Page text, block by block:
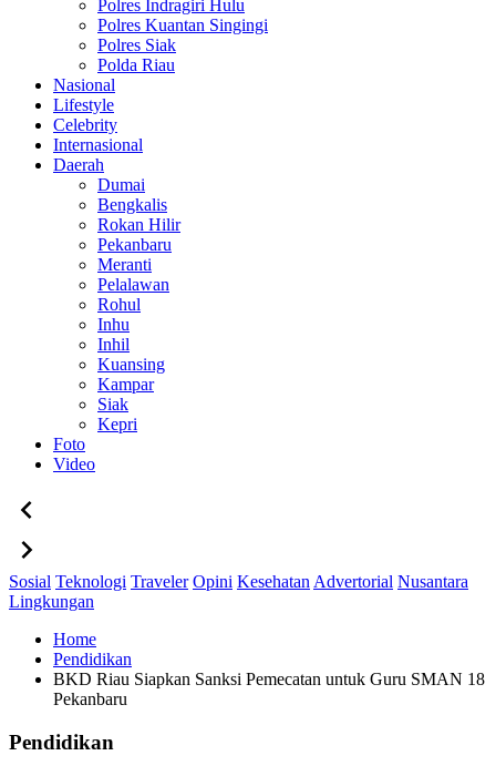
Polres Indragiri Hulu
Polres Kuantan Singingi
Polres Siak
Polda Riau
Nasional
Lifestyle
Celebrity
Internasional
Daerah
Dumai
Bengkalis
Rokan Hilir
Pekanbaru
Meranti
Pelalawan
Rohul
Inhu
Inhil
Kuansing
Kampar
Siak
Kepri
Foto
Video
Sosial Teknologi Traveler Opini Kesehatan Advertorial Nusantara
Lingkungan
Home
Pendidikan
BKD Riau Siapkan Sanksi Pemecatan untuk Guru SMAN 18
Pekanbaru
Pendidikan